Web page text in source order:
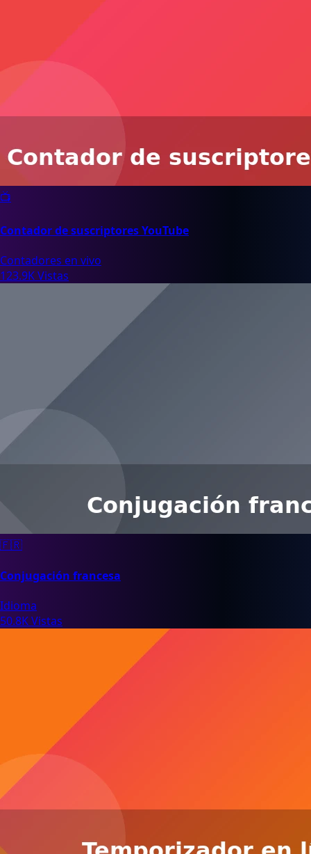
📺
Contador de suscriptores YouTube
Contadores en vivo
123.9K Vistas
🇫🇷
Conjugación francesa
Idioma
50.8K Vistas